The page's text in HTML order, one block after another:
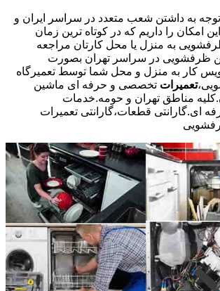
توجه به داشتن شعب متعدد در سراسر ایران و
امکان را داریم که در کوتاه ترین زمان
به منزل یا محل کارتان مراجعه
ظرفشویی در سراسر تهران بصورت
کار به منزل و محل شما توسط تعمیرگاه
تعمیرات تخصصی و حرفه ای ماشین
مناطق تهران و حومه.خدمات
ای.گارانتی قطعات،گارانتی تعمیرات